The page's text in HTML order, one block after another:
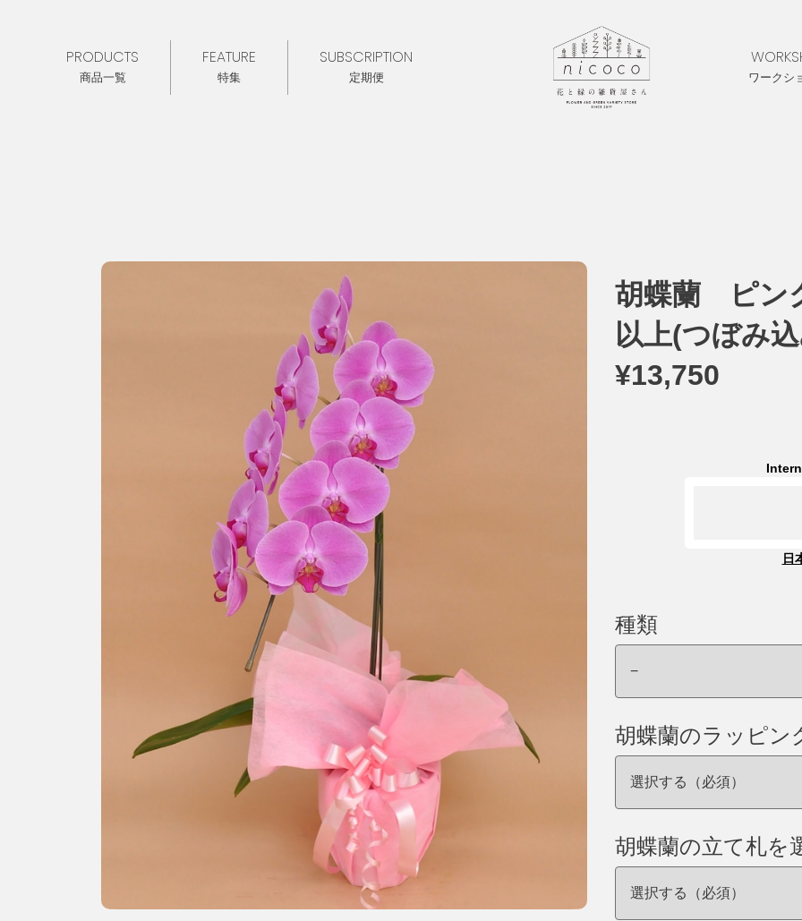
PRODUCTS
商品一覧
FEATURE
特集
SUBSCRIPTION
定期便 ワークシ
胡蝶蘭 ピン
以上(つぼみ込
¥13,750
日
種類
胡蝶蘭のラッピン
胡蝶蘭の立て札を